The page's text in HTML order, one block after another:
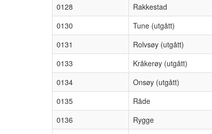
0128
Rakkestad
0130
Tune (utgått)
0131
Rolvsøy (utgått)
0133
Kråkerøy (utgått)
0134
Onsøy (utgått)
0135
Råde
0136
Rygge